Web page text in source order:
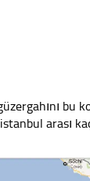
bu
arası